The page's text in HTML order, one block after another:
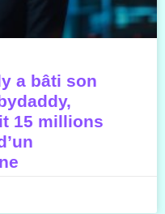
a bâti son
15 millions